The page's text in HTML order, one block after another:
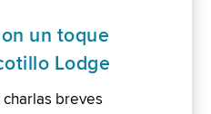
un toque
Lodge
breves